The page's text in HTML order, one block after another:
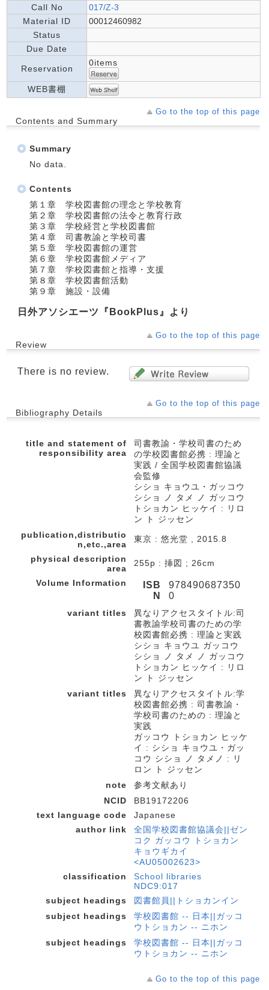
Call No
017/Z-3
Material ID
00012460982
Status
Due Date
Reservation
0items
WEB書棚
Go to the top of this page
Contents and Summary
Summary
No data.
Contents
第１章 学校図書館の理念と学校教育
第２章 学校図書館の法令と教育行政
第３章 学校経営と学校図書館
第４章 司書教諭と学校司書
第５章 学校図書館の運営
第６章 学校図書館メディア
第７章 学校図書館と指導・支援
第８章 学校図書館活動
第９章 施設・設備
日外アソシエーツ『BookPlus』より
Go to the top of this page
Review
There is no review.
Go to the top of this page
Bibliography Details
title and statement of
responsibility area
司書教諭・学校司書のため
の学校図書館必携 : 理論と
実践 / 全国学校図書館協議
会監修
シショ キョウユ・ガッコウ
シショ ノ タメ ノ ガッコウ
トショカン ヒッケイ : リロ
ン ト ジッセン
publication,distributio
n,etc.,area
東京 : 悠光堂 , 2015.8
physical description
area
255p : 挿図 ; 26cm
Volume Information
ISB
N
978490687350
0
variant titles
異なりアクセスタイトル:司
書教諭学校司書のための学
校図書館必携 : 理論と実践
シショ キョウユ ガッコウ
シショ ノ タメ ノ ガッコウ
トショカン ヒッケイ : リロ
ン ト ジッセン
variant titles
異なりアクセスタイトル:学
校図書館必携 : 司書教諭・
学校司書のための : 理論と
実践
ガッコウ トショカン ヒッケ
イ : シショ キョウユ・ガッ
コウ シショ ノ タメノ : リ
ロン ト ジッセン
note
参考文献あり
NCID
BB19172206
text language code
Japanese
author link
全国学校図書館協議会||ゼン
コク ガッコウ トショカン
キョウギカイ
<AU05002623>
classification
School libraries
NDC9:017
subject headings
図書館員||トショカンイン
subject headings
学校図書館 -- 日本||ガッコ
ウトショカン -- ニホン
subject headings
学校図書館 -- 日本||ガッコ
ウトショカン -- ニホン
Go to the top of this page